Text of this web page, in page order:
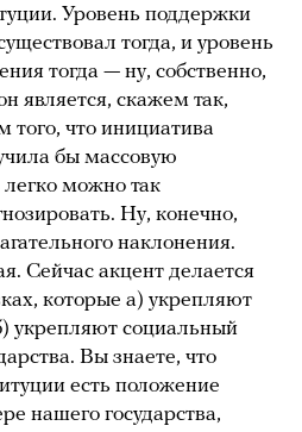
Уровень поддержки
тогда, и уровень
тогда — ну, собственно,
является, скажем так,
что инициатива
бы массовую
можно так
Ну, конечно,
наклонения.
Сейчас акцент делается
которые а) укрепляют
укрепляют социальный
Вы знаете, что
есть положение
нашего государства,